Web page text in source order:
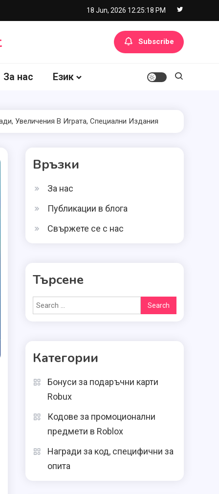
18 Jun, 2026 12:25:19 PM
Subscribe
За нас Език
Увеличения В Играта, Специални Издания
Връзки
За нас
Публикации в блога
Свържете се с нас
Търсене
Search
for:
Категории
Бонуси за подаръчни карти
Robux
Кодове за промоционални
предмети в Roblox
Награди за код, специфични за
опита